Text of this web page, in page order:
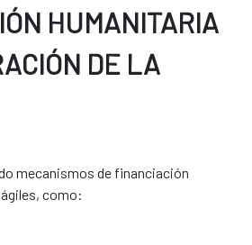
HUMANITARIA
DE LA
mecanismos de financiación
como: